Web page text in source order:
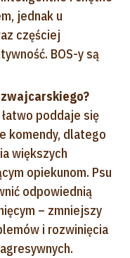
jednak u
częściej
BOS-y są
poddaje się
komendy, dlatego
większych
opiekunom. Psu
odpowiednią
– zmniejszy
i rozwinięcia